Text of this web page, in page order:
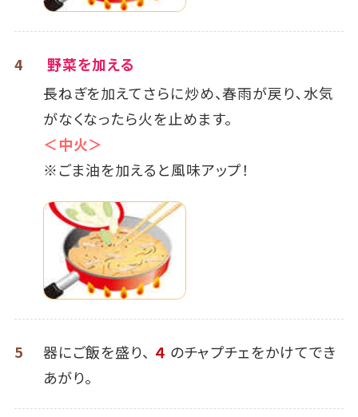
4
野菜を加える
長ねぎを加えてさらに炒め、春雨が戻り､水気
がなくなったら火を止めます。
＜中火＞
※ごま油を加えると風味アップ！
5 器にご飯を盛り、 ４ のチャプチェをかけてでき
あがり。